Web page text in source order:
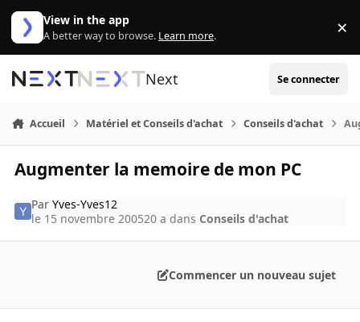
Aller au contenu
View in the app
A better way to browse. Learn more. ×
Next Se connecter
Accueil Matériel et Conseils d'achat Conseils d'achat
Augmenter la memoire de mon PC
ParYves-Yves12
le 15 novembre 200520 a dans Conseils d'achat
Commencer un nouveau sujet